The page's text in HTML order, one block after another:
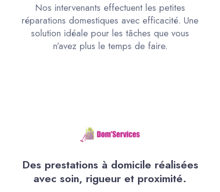
Nos intervenants effectuent les petites
réparations domestiques avec efficacité. Une
solution idéale pour les tâches que vous
n’avez plus le temps de faire.
Des prestations à domicile réalisées
avec soin, rigueur et proximité.